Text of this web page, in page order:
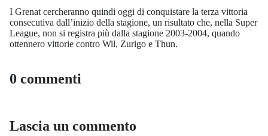
I Grenat cercheranno quindi oggi di conquistare la terza vittoria
consecutiva dall’inizio della stagione, un risultato che, nella Super
League, non si registra più dalla stagione 2003-2004, quando
ottennero vittorie contro Wil, Zurigo e Thun.
0 commenti
Lascia un commento